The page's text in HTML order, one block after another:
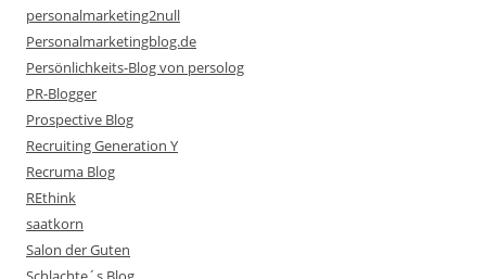
personalmarketing2null
Personalmarketingblog.de
Persönlichkeits-Blog von persolog
PR-Blogger
Prospective Blog
Recruiting Generation Y
Recruma Blog
REthink
saatkorn
Salon der Guten